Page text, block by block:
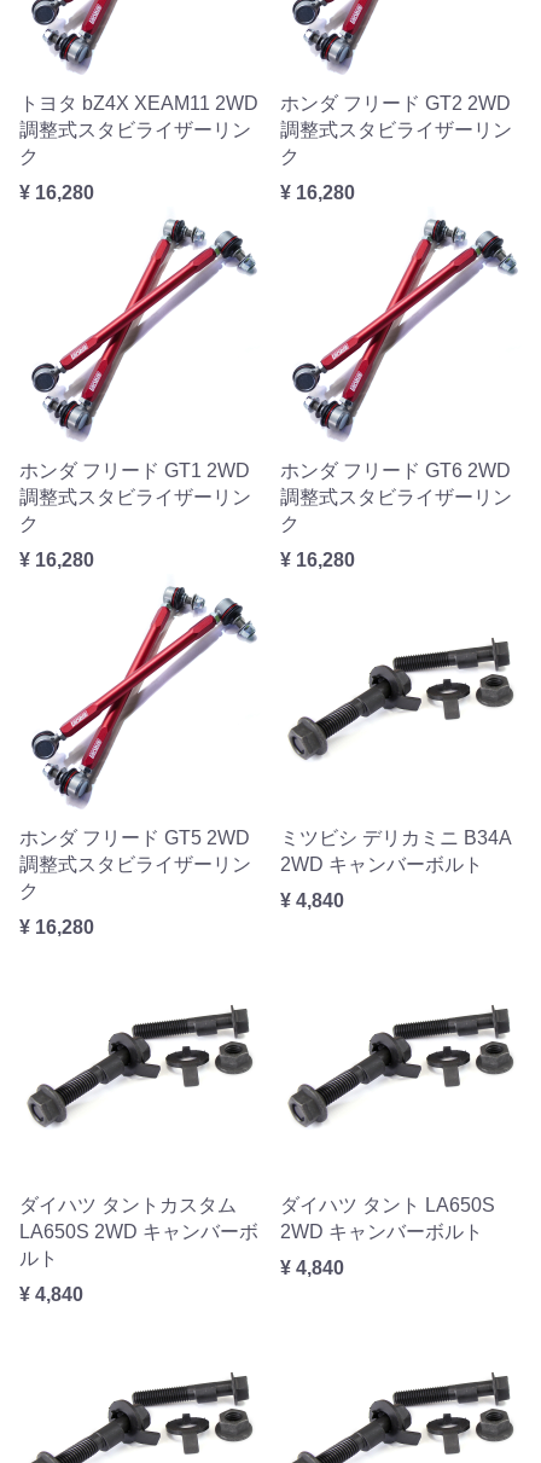
トヨタ bZ4X XEAM11 2WD
調整式スタビライザーリン
ク
¥ 16,280
ホンダ フリード GT2 2WD
調整式スタビライザーリン
ク
¥ 16,280
ホンダ フリード GT1 2WD
調整式スタビライザーリン
ク
¥ 16,280
ホンダ フリード GT6 2WD
調整式スタビライザーリン
ク
¥ 16,280
ホンダ フリード GT5 2WD
調整式スタビライザーリン
ク
¥ 16,280
ミツビシ デリカミニ B34A
2WD キャンバーボルト
¥ 4,840
ダイハツ タントカスタム
LA650S 2WD キャンバーボ
ルト
¥ 4,840
ダイハツ タント LA650S
2WD キャンバーボルト
¥ 4,840